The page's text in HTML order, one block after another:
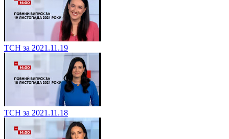
ТСН за 2021.11.19
ТСН за 2021.11.18